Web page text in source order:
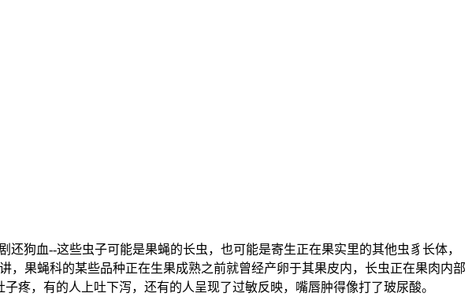
还狗血--这些虫子可能是果蝇的长虫，也可能是寄生正在果实里的其他虫豸长体，
果蝇科的某些品种正在生果成熟之前就曾经产卵于其果皮内，长虫正在果肉内部
疼，有的人上吐下泻，还有的人呈现了过敏反映，嘴唇肿得像打了玻尿酸。